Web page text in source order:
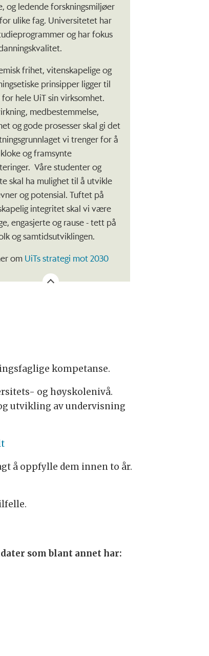
og ledende forskningsmiljøer
ulike fag. Universitetet har
og har fokus
frihet, vitenskapelige og
prinsipper ligger til
for hele UiT sin virksomhet.
medbestemmelse,
og gode prosesser skal gi det
vi trenger for å
og framsynte
Våre studenter og
skal ha mulighet til å utvikle
og potensial. Tuftet på
integritet skal vi være
engasjerte og rause - tett på
og samtidsutviklingen.
omUiTs strategi mot 2030
kompetanse.
og høyskolenivå.
utvikling av undervisning
å oppfylle dem innen to år.
som blant annet har: